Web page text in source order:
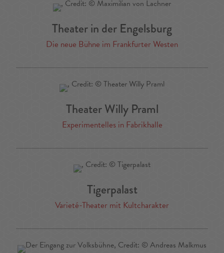
Theater in der Engelsburg
Die neue Bühne im Frankfurter Westen
Theater Willy Praml
Experimentelles in Fabrikhalle
Tigerpalast
Varieté-Theater mit Kultcharakter